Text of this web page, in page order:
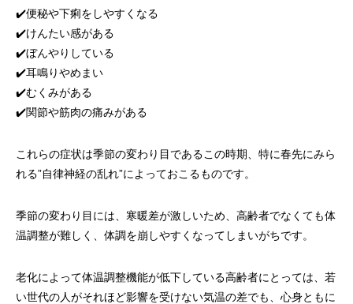
✔️便秘や下痢をしやすくなる
✔️けんたい感がある
✔️ぼんやりしている
✔️耳鳴りやめまい
✔️むくみがある
✔️関節や筋肉の痛みがある
これらの症状は季節の変わり目であるこの時期、特に春先にみら
れる”自律神経の乱れ”によっておこるものです。
季節の変わり目には、寒暖差が激しいため、高齢者でなくても体
温調整が難しく、体調を崩しやすくなってしまいがちです。
老化によって体温調整機能が低下している高齢者にとっては、若
い世代の人がそれほど影響を受けない気温の差でも、心身ともに